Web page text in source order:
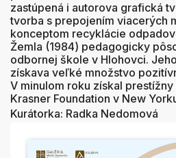
zastúpená i autorova grafická
tvorba s prepojením viacerých
konceptom recyklácie
Žemla (1984) pedagogicky
odbornej škole v Hlohovci.
získava veľké množstvo
V minulom roku získal
Krasner Foundation v New
Kurátorka: Radka Nedomová